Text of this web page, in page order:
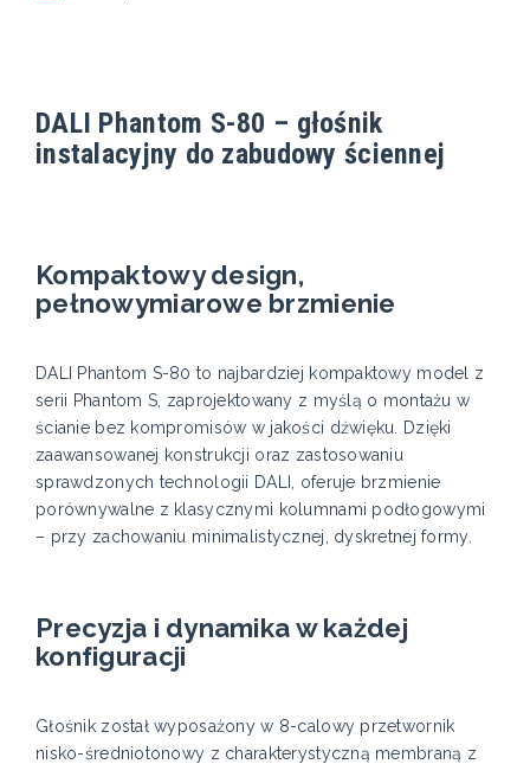
DALI Phantom S-80 – głośnik
instalacyjny do zabudowy ściennej
Kompaktowy design,
pełnowymiarowe brzmienie
DALI Phantom S-80 to najbardziej kompaktowy model z
serii Phantom S, zaprojektowany z myślą o montażu w
ścianie bez kompromisów w jakości dźwięku. Dzięki
zaawansowanej konstrukcji oraz zastosowaniu
sprawdzonych technologii DALI, oferuje brzmienie
porównywalne z klasycznymi kolumnami podłogowymi
– przy zachowaniu minimalistycznej, dyskretnej formy.
Precyzja i dynamika w każdej
konfiguracji
Głośnik został wyposażony w 8-calowy przetwornik
nisko-średniotonowy z charakterystyczną membraną z